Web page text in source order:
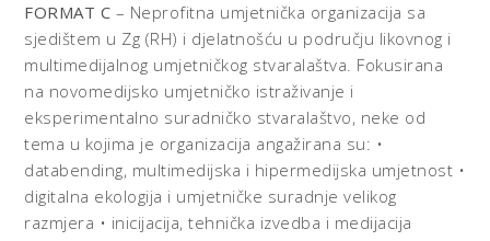
FORMAT C – Neprofitna umjetnička organizacija sa
sjedištem u Zg (RH) i djelatnošću u području likovnog i
multimedijalnog umjetničkog stvaralaštva. Fokusirana
na novomedijsko umjetničko istraživanje i
eksperimentalno suradničko stvaralaštvo, neke od
tema u kojima je organizacija angažirana su: •
databending, multimedijska i hipermedijska umjetnost •
digitalna ekologija i umjetničke suradnje velikog
razmjera • inicijacija, tehnička izvedba i medijacija